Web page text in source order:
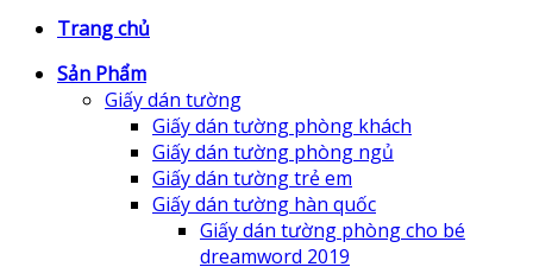
Trang chủ
Sản Phẩm
Giấy dán tường
Giấy dán tường phòng khách
Giấy dán tường phòng ngủ
Giấy dán tường trẻ em
Giấy dán tường hàn quốc
Giấy dán tường phòng cho bé
dreamword 2019